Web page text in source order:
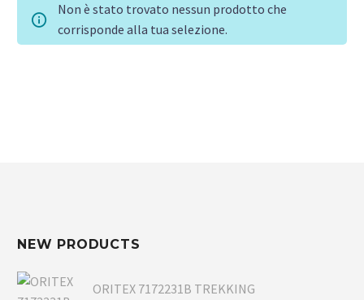
Non è stato trovato nessun prodotto che
corrisponde alla tua selezione.
NEW PRODUCTS
ORITEX 7172231B TREKKING